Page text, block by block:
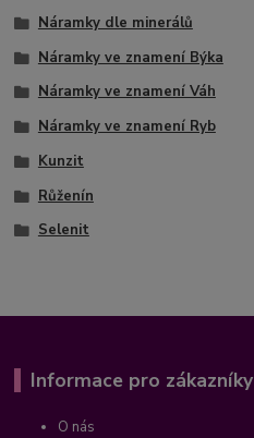
Náramky dle minerálů
Náramky ve znamení Býka
Náramky ve znamení Váh
Náramky ve znamení Ryb
Kunzit
Růženín
Selenit
Informace pro zákazníky
O nás